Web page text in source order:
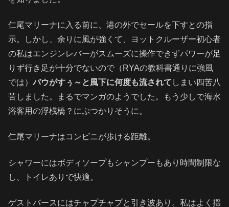
仁尾マリーナに入る前に、港の外でセールを下すとの指
示。しかし、余りに風が強くて、ヨットクルーザー初心者
の私はエンジンレバーがスムーズに操作できずパワーが足
りず行き足が十分でないので（RYAの教科書通りに強風
では） バウがすぅ～と風下に何度も流されて しまい四苦八
苦しました。まるでマンガのようでした。もう少しで海水
浴客用の浮桟橋？にぶつかりそうに。
仁尾マリーナはコンビニが歩ける距離。
シャワーにはボディソープもシャンプーもあり時間制限な
し、トイレありで快適。
ゲストバースにはチャプチャプと引き波あり。私はよく揺